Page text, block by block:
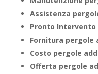
Assistenza
Pronto
Fornitura pergole
Costo pergole
Offerta pergole